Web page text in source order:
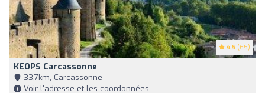
4.5 (65)
KEOPS Carcassonne
33,7km, Carcassonne
Voir l'adresse et les coordonnées